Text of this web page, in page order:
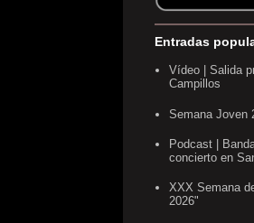
Entradas
Vídeo | Salida
Campillos
Semana Joven
Podcast |
concierto en
XXX Semana
2026"